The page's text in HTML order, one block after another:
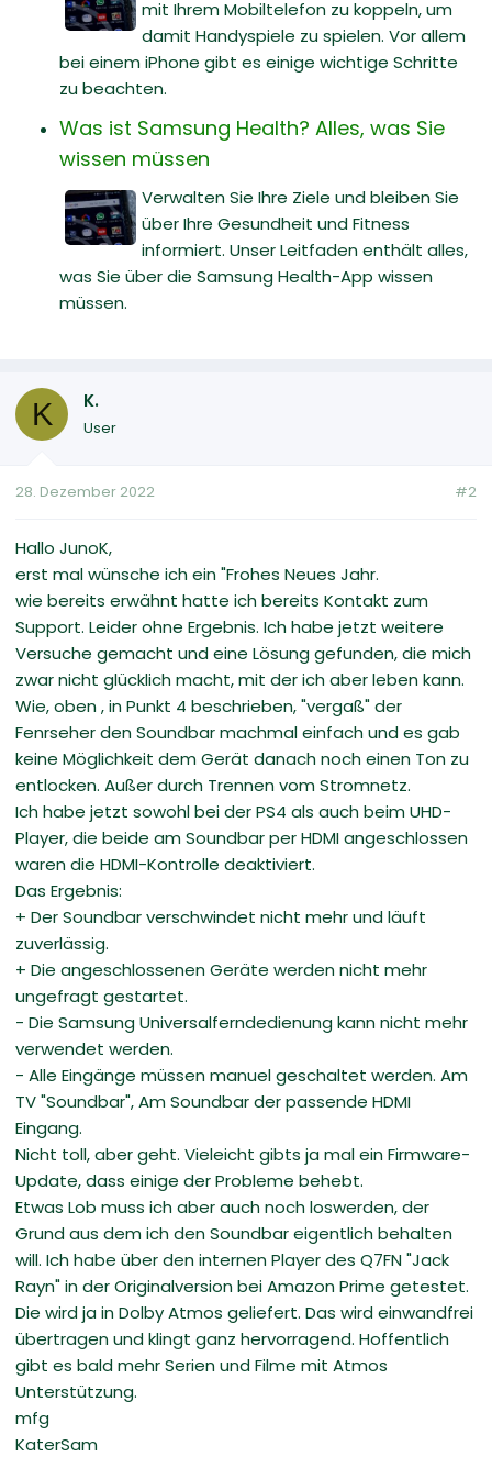
mit Ihrem Mobiltelefon zu koppeln, um
damit Handyspiele zu spielen. Vor allem
bei einem iPhone gibt es einige wichtige Schritte
zu beachten.
Was ist Samsung Health? Alles, was Sie
wissen müssen
Verwalten Sie Ihre Ziele und bleiben Sie
über Ihre Gesundheit und Fitness
informiert. Unser Leitfaden enthält alles,
was Sie über die Samsung Health-App wissen
müssen.
K K.
User
28. Dezember 2022 #2
Hallo JunoK,
erst mal wünsche ich ein "Frohes Neues Jahr.
wie bereits erwähnt hatte ich bereits Kontakt zum
Support. Leider ohne Ergebnis. Ich habe jetzt weitere
Versuche gemacht und eine Lösung gefunden, die mich
zwar nicht glücklich macht, mit der ich aber leben kann.
Wie, oben , in Punkt 4 beschrieben, "vergaß" der
Fenrseher den Soundbar machmal einfach und es gab
keine Möglichkeit dem Gerät danach noch einen Ton zu
entlocken. Außer durch Trennen vom Stromnetz.
Ich habe jetzt sowohl bei der PS4 als auch beim UHD-
Player, die beide am Soundbar per HDMI angeschlossen
waren die HDMI-Kontrolle deaktiviert.
Das Ergebnis:
+ Der Soundbar verschwindet nicht mehr und läuft
zuverlässig.
+ Die angeschlossenen Geräte werden nicht mehr
ungefragt gestartet.
- Die Samsung Universalferndedienung kann nicht mehr
verwendet werden.
- Alle Eingänge müssen manuel geschaltet werden. Am
TV "Soundbar", Am Soundbar der passende HDMI
Eingang.
Nicht toll, aber geht. Vieleicht gibts ja mal ein Firmware-
Update, dass einige der Probleme behebt.
Etwas Lob muss ich aber auch noch loswerden, der
Grund aus dem ich den Soundbar eigentlich behalten
will. Ich habe über den internen Player des Q7FN "Jack
Rayn" in der Originalversion bei Amazon Prime getestet.
Die wird ja in Dolby Atmos geliefert. Das wird einwandfrei
übertragen und klingt ganz hervorragend. Hoffentlich
gibt es bald mehr Serien und Filme mit Atmos
Unterstützung.
mfg
KaterSam